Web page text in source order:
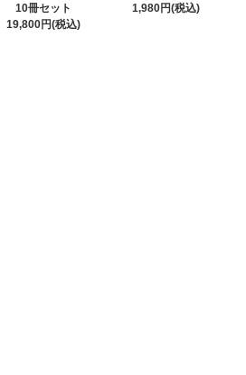
10冊セット
19,800円(税込)
1,980円(税込)